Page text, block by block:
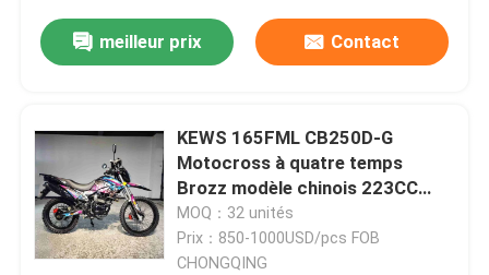
Au sujet de nous
Visite d'usine
meilleur prix Contact
KEWS 165FML CB250D-G
Motocross à quatre temps
Brozz modèle chinois 223CC
Motocycle Motocycles
MOQ：32 unités
Prix：850-1000USD/pcs FOB
CHONGQING